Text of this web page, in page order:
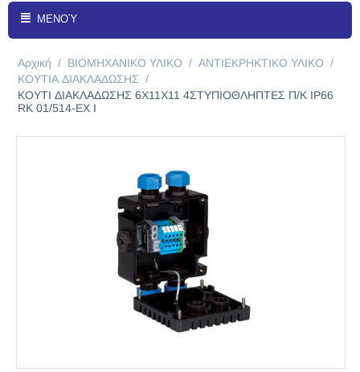
ΜΕΝΟΎ
Αρχική / ΒΙΟΜΗΧΑΝΙΚΟ ΥΛΙΚΟ / ΑΝΤΙΕΚΡΗΚΤΙΚΟ ΥΛΙΚΟ /
ΚΟΥΤΙΑ ΔΙΑΚΛΑΔΩΣΗΣ /
ΚΟΥΤΙ ΔΙΑΚΛΑΔΩΣΗΣ 6Χ11Χ11 4ΣΤΥΠΙΟΘΛΗΠΤΕΣ Π/Κ IP66
RK 01/514-EX I